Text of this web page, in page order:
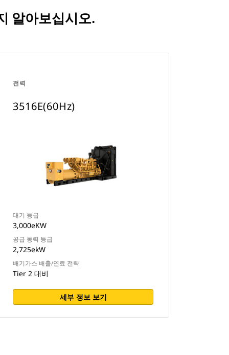
알아보십시오.
전력
3516E(60Hz)
대기 등급
3,000eKW
공급 동력 등급
2,725ekW
배기가스 배출/연료 전략
Tier 2 대비
세부 정보 보기